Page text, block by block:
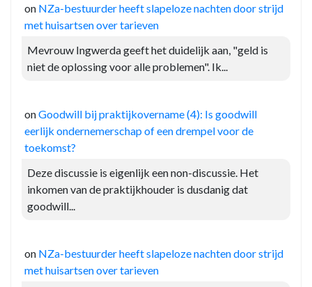
on NZa-bestuurder heeft slapeloze nachten door strijd
met huisartsen over tarieven
Mevrouw Ingwerda geeft het duidelijk aan, "geld is
niet de oplossing voor alle problemen". Ik...
onGoodwill bij praktijkovername (4): Is goodwill
eerlijk ondernemerschap of een drempel voor de
toekomst?
Deze discussie is eigenlijk een non-discussie. Het
inkomen van de praktijkhouder is dusdanig dat
goodwill...
on NZa-bestuurder heeft slapeloze nachten door strijd
met huisartsen over tarieven